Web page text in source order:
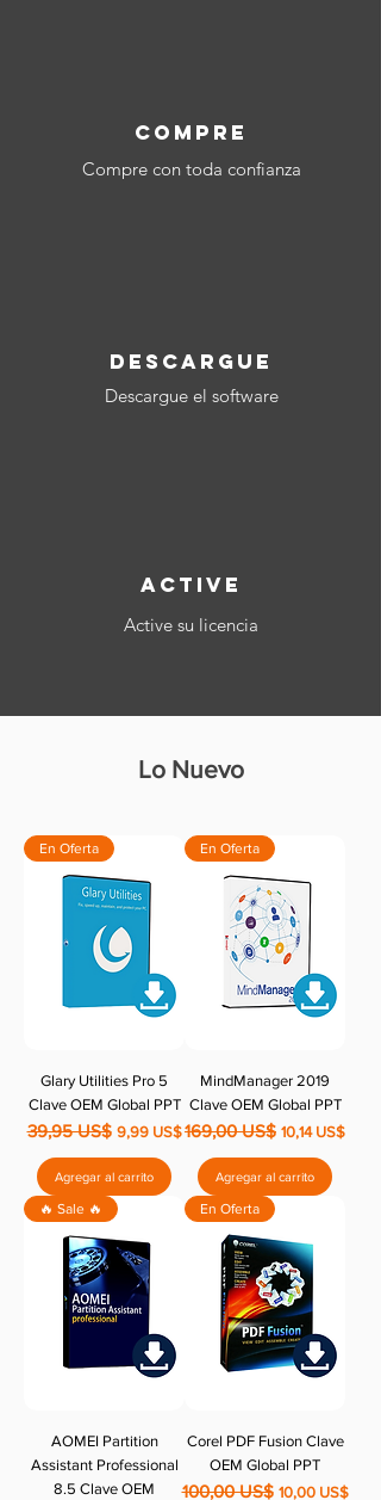
compre
Compre con toda confianza
dESCARGUE
Descargue el software
ACTIVE
Active su licencia
Lo Nuevo
En Oferta
Glary Utilities Pro 5
Clave OEM Global PPT
Precio
39,95 US$ Precio de oferta
9,99 US$
Agregar al carrito
En Oferta
MindManager 2019
Clave OEM Global PPT
Precio
169,00 US$ Precio de oferta
10,14 US$
Agregar al carrito
🔥 Sale 🔥
AOMEI Partition
Assistant Professional
8.5 Clave OEM
En Oferta
Corel PDF Fusion Clave
OEM Global PPT
Precio
100,00 US$ Precio de oferta
10,00 US$